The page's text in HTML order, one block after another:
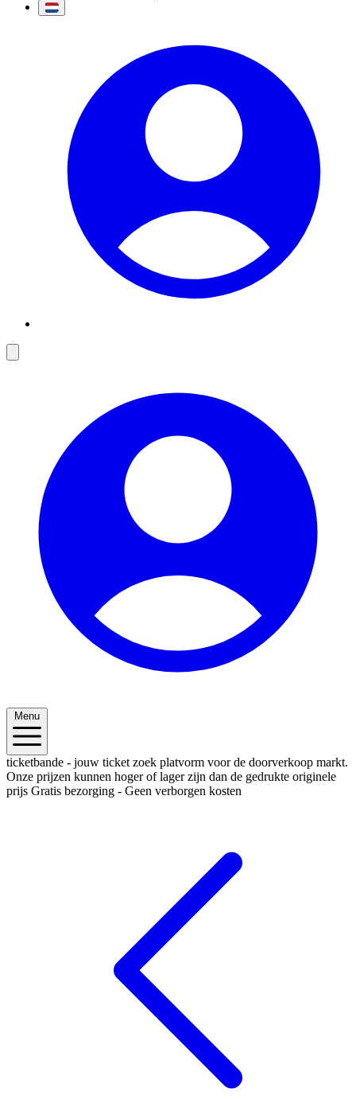
Menu
ticketbande - jouw ticket zoek platvorm voor de doorverkoop markt.
Onze prijzen kunnen hoger of lager zijn dan de gedrukte originele
prijs Gratis bezorging - Geen verborgen kosten